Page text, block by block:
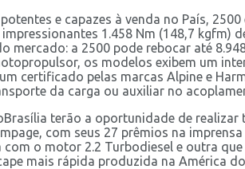
e capazes à venda no País,
1.458 Nm (148,7
mercado: a 2500 pode rebocar até
os modelos exibem um
certificado pelas marcas Alpine e
da carga ou auxiliar no
terão a oportunidade de
com seus 27 prêmios na
o motor 2.2 Turbodiesel e outra
mais rápida produzida na América